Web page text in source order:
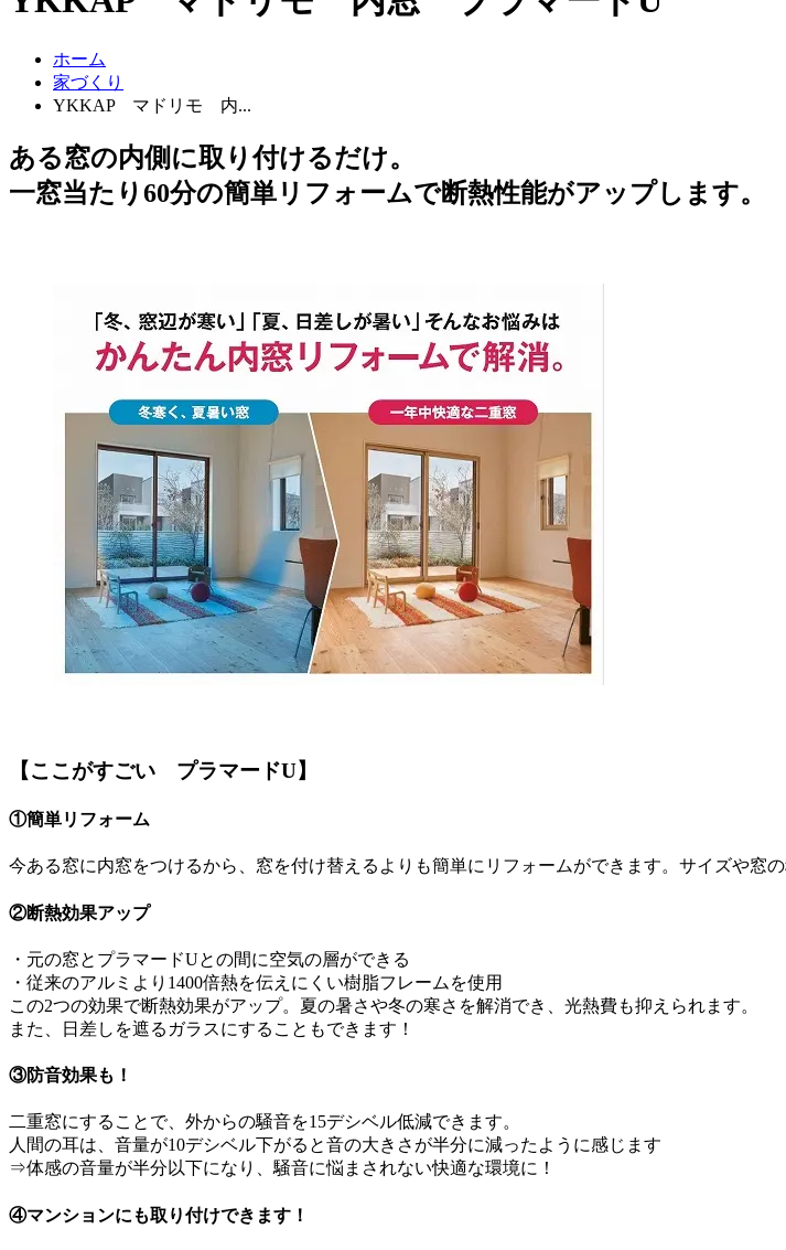
ホーム
家づくり
YKKAP マドリモ 内...
ある窓の内側に取り付けるだけ。
一窓当たり60分の簡単リフォームで断熱性能がアップします。
【ここがすごい プラマードU】
①簡単リフォーム
今ある窓に内窓をつけるから、窓を付け替えるよりも簡単にリフォームができます。サイズや窓
②断熱効果アップ
・元の窓とプラマードUとの間に空気の層ができる
・従来のアルミより1400倍熱を伝えにくい樹脂フレームを使用
この2つの効果で断熱効果がアップ。夏の暑さや冬の寒さを解消でき、光熱費も抑えられます。
また、日差しを遮るガラスにすることもできます！
③防音効果も！
二重窓にすることで、外からの騒音を15デシベル低減できます。
人間の耳は、音量が10デシベル下がると音の大きさが半分に減ったように感じます
⇒体感の音量が半分以下になり、騒音に悩まされない快適な環境に！
④マンションにも取り付けできます！